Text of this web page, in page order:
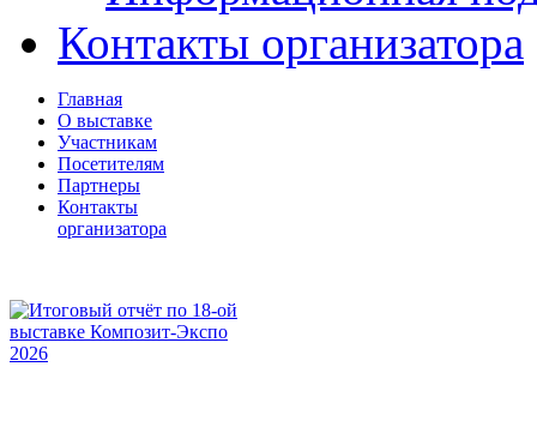
Контакты организатора
Главная
О выставке
Участникам
Посетителям
Партнеры
Контакты
организатора